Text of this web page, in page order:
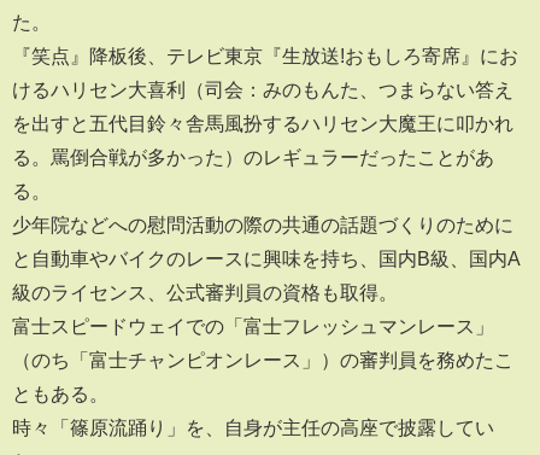
た。
『笑点』降板後、テレビ東京『生放送!おもしろ寄席』にお
けるハリセン大喜利（司会：みのもんた、つまらない答え
を出すと五代目鈴々舎馬風扮するハリセン大魔王に叩かれ
る。罵倒合戦が多かった）のレギュラーだったことがあ
る。
少年院などへの慰問活動の際の共通の話題づくりのために
と自動車やバイクのレースに興味を持ち、国内B級、国内A
級のライセンス、公式審判員の資格も取得。
富士スピードウェイでの「富士フレッシュマンレース」
（のち「富士チャンピオンレース」）の審判員を務めたこ
ともある。
時々「篠原流踊り」を、自身が主任の高座で披露してい